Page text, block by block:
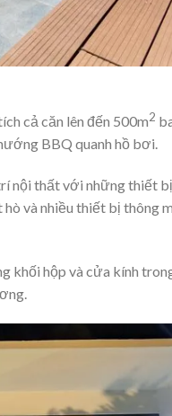
cả căn lên đến 500m2
BBQ quanh hồ bơi.
nội thất với những thiết bị
và nhiều thiết bị thông
khối hộp và cửa kính